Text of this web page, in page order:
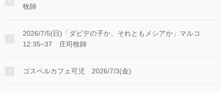
牧師
2026/7/5(日)「ダビデの子か、それともメシアか」マルコ
12:35~37 庄司牧師
ゴスペルカフェ可児 2026/7/3(金)